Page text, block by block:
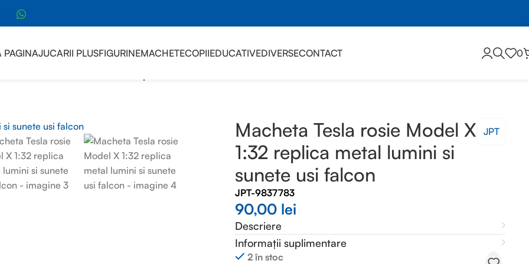
PAGINAJUCARII PLUSFIGURINEMACHETECOPIIEDUCATIVEDIVERSECONTACT
0
Macheta Tesla rosie Model X
1:32 replica metal lumini si
sunete usi falcon
JPT
JPT-9837783
90,00 lei
Descriere
Informații suplimentare
2 în stoc